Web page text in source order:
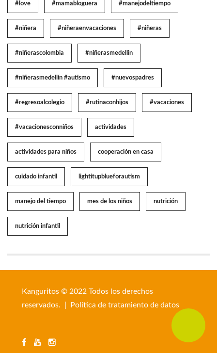
#love #mamabloguera #manejodeltiempo
#niñera #niñeraenvacaciones #niñeras
#niñerascolombia #niñerasmedellin
#niñerasmedellín #autismo #nuevospadres
#regresoalcolegio #rutinaconhijos #vacaciones
#vacacionesconniños actividades
actividades para niños cooperación en casa
cuidado infantil lightitupblueforautism
manejo del tiempo mes de los niños nutrición
nutrición infantil
Kanguritos © 2022 Todos los derechos
reservados. |
Política de tratamiento de datos